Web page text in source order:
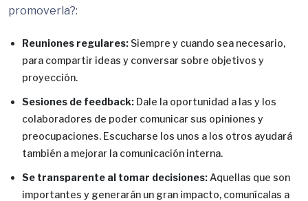
promoverla?:
Reuniones regulares: Siempre y cuando sea necesario,
para compartir ideas y conversar sobre objetivos y
proyección.
Sesiones de feedback: Dale la oportunidad a las y los
colaboradores de poder comunicar sus opiniones y
preocupaciones. Escucharse los unos a los otros ayudará
también a mejorar la comunicación interna.
Se transparente al tomar decisiones: Aquellas que son
importantes y generarán un gran impacto, comunícalas a